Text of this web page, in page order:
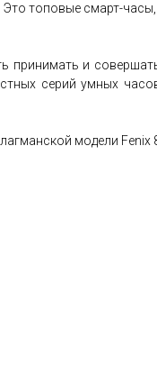
топовые смарт-
принимать и
серий умных
модели